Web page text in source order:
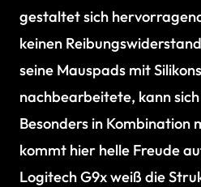
gestaltet sich
keinen
seine Mauspads mit
nachbearbeitete, kann
Besonders in Kombination
kommt hier helle Freude
Logitech G9x weiß die